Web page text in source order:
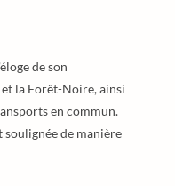
de son
la Forêt-Noire, ainsi
en commun.
soulignée de manière